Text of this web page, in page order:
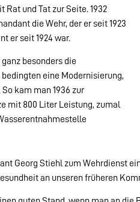
Rat und Tat zur Seite. 1932
die Wehr, der er seit 1923
er seit 1924 war.
besonders die
eine Modernisierung,
kam man 1936 zur
mit 800 Liter Leistung, zumal
Georg Stiehl zum Wehrdienst
an unseren früheren